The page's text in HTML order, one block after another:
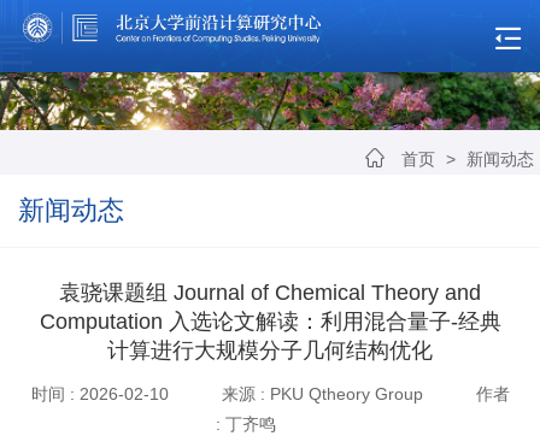
首页 > 新闻动态
新闻动态
袁骁课题组 Journal of Chemical Theory and
Computation 入选论文解读：利用混合量子-经典
计算进行大规模分子几何结构优化
时间 : 2026-02-10 来源 : PKU Qtheory Group
作者
: 丁齐鸣